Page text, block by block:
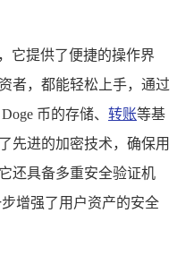
它提供了便捷的操作界
者，都能轻松上手，通过
币的存储、 转账等基
先进的加密技术，确保用
还具备多重安全验证机
增强了用户资产的安全